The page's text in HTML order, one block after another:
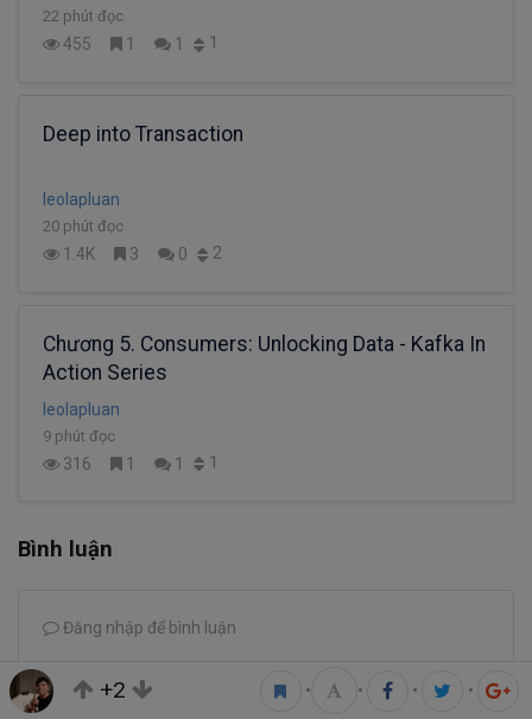
22 phút đọc
455 1 1 1
Deep into Transaction
leolapluan
20 phút đọc
1.4K 3 0 2
Chương 5. Consumers: Unlocking Data - Kafka In
Action Series
leolapluan
9 phút đọc
316 1 1 1
Bình luận
Đăng nhập để bình luận
+2 • • • •